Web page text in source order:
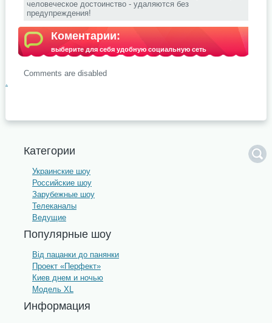
человеческое достоинство - удаляются без
предупреждения!
Коментарии:
выберите для себя удобную социальную сеть
Comments are disabled
.
Категории
Украинские шоу
Российские шоу
Зарубежные шоу
Телеканалы
Ведущие
Популярные шоу
Від пацанки до панянки
Проект «Перфект»
Киев днем и ночью
Модель XL
Информация